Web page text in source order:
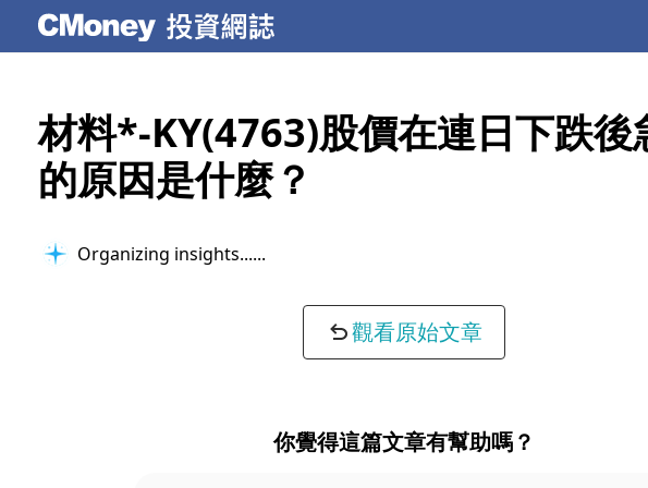
材料*-KY(4763)股價在連日下跌後
的原因是什麼？
Organizing insights...
觀看原始文章
你覺得這篇文章有幫助嗎？